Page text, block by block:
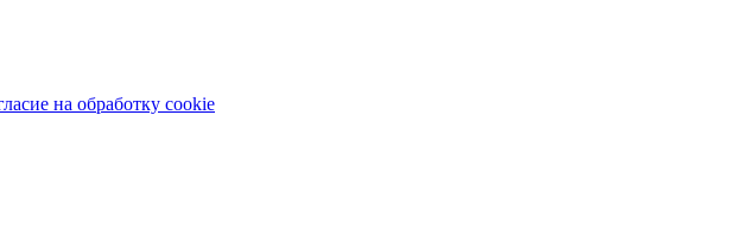
на обработку cookie